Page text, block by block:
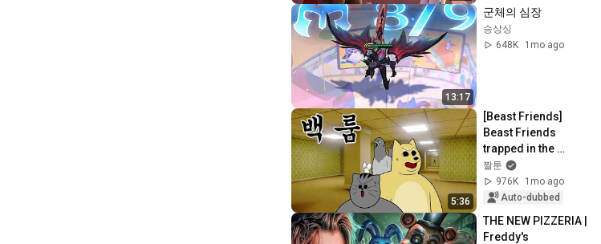
13:17
군체의 심장
승상싱
648K
1mo ago
5:36
[Beast Friends]
Beast Friends
trapped in the
Backrooms
짤툰
976K
1mo ago
Auto-dubbed
THE NEW PIZZERIA |
Freddy's